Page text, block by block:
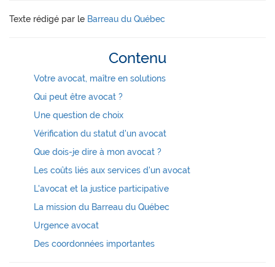
Texte rédigé par le Barreau du Québec
Contenu
Votre avocat, maître en solutions
Qui peut être avocat ?
Une question de choix
Vérification du statut d'un avocat
Que dois-je dire à mon avocat ?
Les coûts liés aux services d'un avocat
L'avocat et la justice participative
La mission du Barreau du Québec
Urgence avocat
Des coordonnées importantes